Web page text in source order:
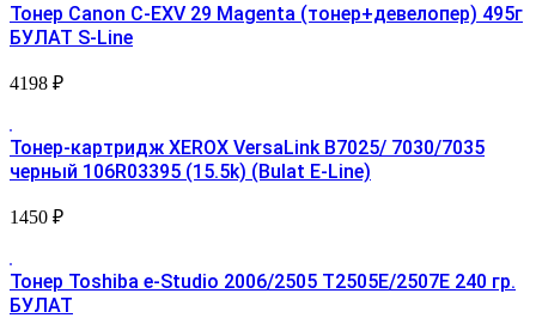
Тонер Canon C-EXV 29 Magenta (тонер+девелопер) 495г
БУЛАТ S-Line
4198 ₽
Тонер-картридж XEROX VersaLink B7025/ 7030/7035
черный 106R03395 (15.5k) (Bulat E-Line)
1450 ₽
Тонер Toshiba e-Studio 2006/2505 T2505E/2507E 240 гр.
БУЛАТ